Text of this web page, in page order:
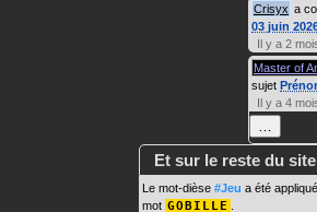
Crisyx a
03 juin
Il y a 2
Master of
sujet
Il y a 4
Et sur le reste du
Le mot-dièse #Jeu a été
mot GOBILLE